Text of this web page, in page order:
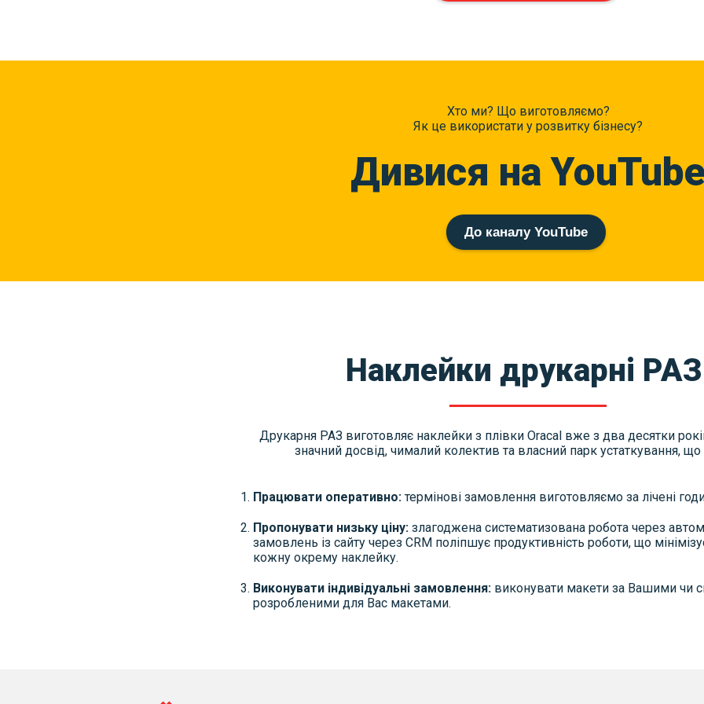
Хто ми? Що виготовляємо?
Як це використати у розвитку бізнесу?
Дивися на
До каналу YouTube
Наклейки друкарні
Друкарня РАЗ виготовляє наклейки з плівки Oracal вже з два десятки
значний досвід, чималий колектив та власний парк устаткування,
Працювати оперативно: термінові замовлення виготовляємо за лічені
Пропонувати низьку ціну: злагоджена систематизована робота через
замовлень із сайту через CRM поліпшує продуктивність роботи, що
кожну окрему наклейку.
Виконувати індивідуальні замовлення: виконувати макети за Вашими чи
розробленими для Вас макетами.